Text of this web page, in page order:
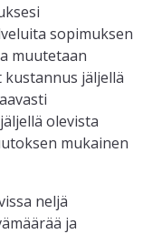
sopimuksen
muutetaan
jäljellä
olevista
mukainen
neljä
ja